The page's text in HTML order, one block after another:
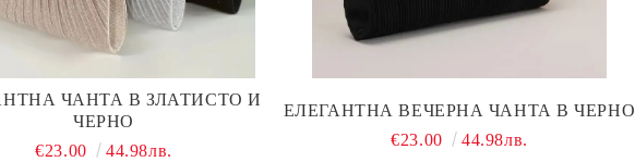
ЧАНТА В ЗЛАТИСТО И
ЧЕРНО
€23.00
44.98лв.
ЕЛЕГАНТНА ВЕЧЕРНА ЧАНТА В ЧЕРНО
€23.00
44.98лв.